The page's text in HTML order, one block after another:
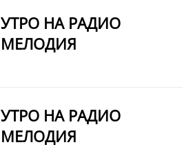
УТРО НА РАДИО
МЕЛОДИЯ
УТРО НА РАДИО
МЕЛОДИЯ